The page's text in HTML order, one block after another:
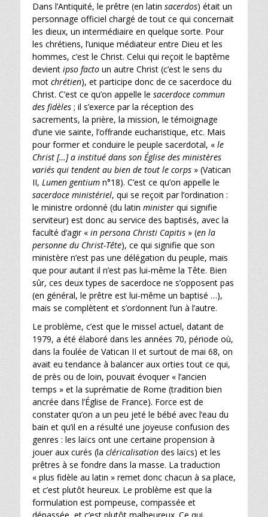
Dans l’Antiquité, le prêtre (en latin sacerdos) était un
personnage officiel chargé de tout ce qui concernait
les dieux, un intermédiaire en quelque sorte. Pour
les chrétiens, l’unique médiateur entre Dieu et les
hommes, c’est le Christ. Celui qui reçoit le baptême
devient ipso facto un autre Christ (c’est le sens du
mot chrétien), et participe donc de ce sacerdoce du
Christ. C’est ce qu’on appelle le sacerdoce commun
des fidèles ; il s’exerce par la réception des
sacrements, la prière, la mission, le témoignage
d’une vie sainte, l’offrande eucharistique, etc. Mais
pour former et conduire le peuple sacerdotal, « le
Christ […] a institué dans son Église des ministères
variés qui tendent au bien de tout le corps » (Vatican
II, Lumen gentium n°18). C’est ce qu’on appelle le
sacerdoce ministériel, qui se reçoit par l’ordination :
le ministre ordonné (du latin minister qui signifie
serviteur) est donc au service des baptisés, avec la
faculté d’agir « in persona Christi Capitis » (en la
personne du Christ-Tête), ce qui signifie que son
ministère n’est pas une délégation du peuple, mais
que pour autant il n’est pas lui-même la Tête. Bien
sûr, ces deux types de sacerdoce ne s’opposent pas
(en général, le prêtre est lui-même un baptisé …),
mais se complètent et s’ordonnent l’un à l’autre.
Le problème, c’est que le missel actuel, datant de
1979, a été élaboré dans les années 70, période où,
dans la foulée de Vatican II et surtout de mai 68, on
avait eu tendance à balancer aux orties tout ce qui,
de près ou de loin, pouvait évoquer « l’ancien
temps » et la suprématie de Rome (tradition bien
ancrée dans l’Église de France). Force est de
constater qu’on a un peu jeté le bébé avec l’eau du
bain et qu’il en a résulté une joyeuse confusion des
genres : les laïcs ont une certaine propension à
jouer aux curés (la cléricalisation des laïcs) et les
prêtres à se fondre dans la masse. La traduction
« plus fidèle au latin » remet donc chacun à sa place,
et c’est plutôt heureux. Le problème est que la
formulation est pompeuse, compassée et